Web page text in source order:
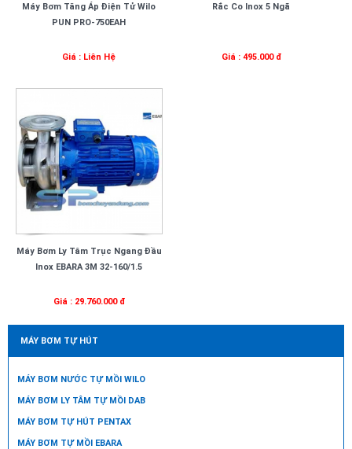
Máy Bơm Tăng Áp Điện Tử Wilo
PUN PRO-750EAH
Giá : Liên Hệ
Rắc Co Inox 5 Ngã
Giá : 495.000 đ
Máy Bơm Ly Tâm Trục Ngang Đầu
Inox EBARA 3M 32-160/1.5
Giá : 29.760.000 đ
MÁY BƠM TỰ HÚT
MÁY BƠM NƯỚC TỰ MỒI WILO
MÁY BƠM LY TÂM TỰ MỒI DAB
MÁY BƠM TỰ HÚT PENTAX
MÁY BƠM TỰ MỒI EBARA